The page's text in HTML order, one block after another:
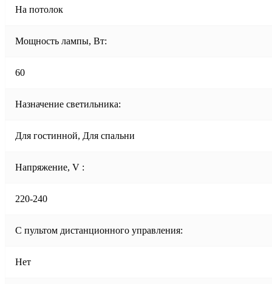
На потолок
Мощность лампы, Вт:
60
Назначение светильника:
Для гостинной, Для спальни
Напряжение, V :
220-240
С пультом дистанционного управления:
Нет